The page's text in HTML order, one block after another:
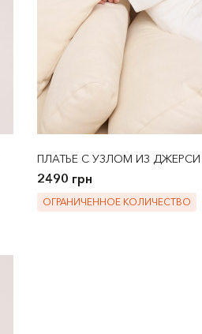
ПЛАТЬЕ С УЗЛОМ ИЗ
2490 грн
ОГРАНИЧЕННОЕ КОЛИЧЕСТВО